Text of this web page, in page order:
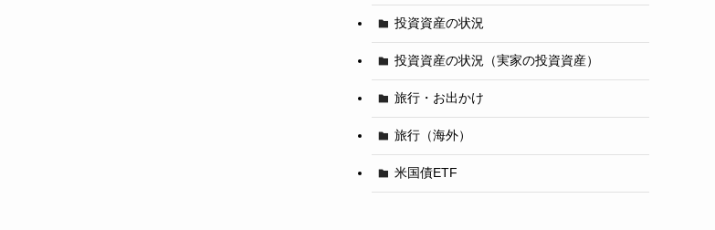
投資資産の状況
投資資産の状況（実家の投資資産）
旅行・お出かけ
旅行（海外）
米国債ETF